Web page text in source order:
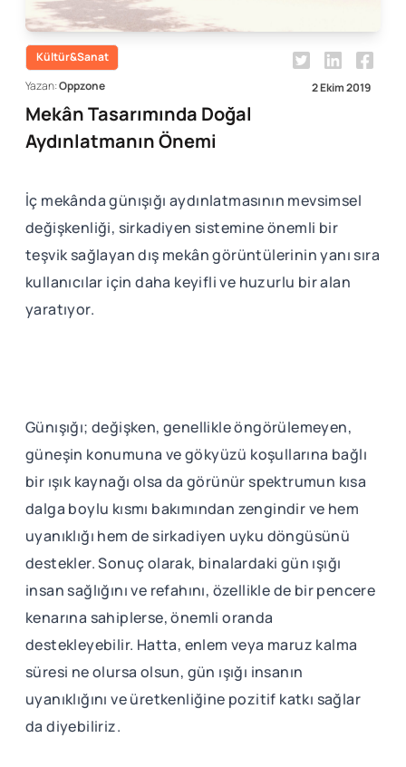
Kültür&Sanat
Yazan:Oppzone 2 Ekim 2019
Mekân Tasarımında Doğal
Aydınlatmanın Önemi
İç mekânda günışığı aydınlatmasının mevsimsel
değişkenliği, sirkadiyen sistemine önemli bir
teşvik sağlayan dış mekân görüntülerinin yanı sıra
kullanıcılar için daha keyifli ve huzurlu bir alan
yaratıyor.
Günışığı; değişken, genellikle öngörülemeyen,
güneşin konumuna ve gökyüzü koşullarına bağlı
bir ışık kaynağı olsa da görünür spektrumun kısa
dalga boylu kısmı bakımından zengindir ve hem
uyanıklığı hem de sirkadiyen uyku döngüsünü
destekler. Sonuç olarak, binalardaki gün ışığı
insan sağlığını ve refahını, özellikle de bir pencere
kenarına sahiplerse, önemli oranda
destekleyebilir. Hatta, enlem veya maruz kalma
süresi ne olursa olsun, gün ışığı insanın
uyanıklığını ve üretkenliğine pozitif katkı sağlar
da diyebiliriz.